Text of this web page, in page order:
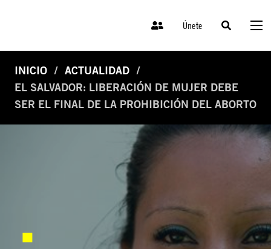
Únete
INICIO
ACTUALIDAD
EL SALVADOR: LIBERACIÓN DE MUJER DEBE
SER EL FINAL DE LA PROHIBICIÓN DEL ABORTO